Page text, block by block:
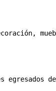
egresados